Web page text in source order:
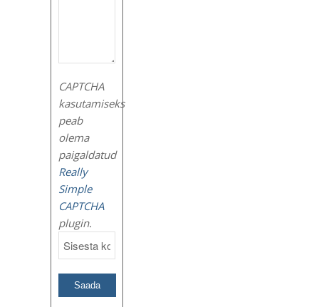
CAPTCHA
kasutamiseks
peab
olema
paigaldatud
Really
Simple
CAPTCHA
plugin.